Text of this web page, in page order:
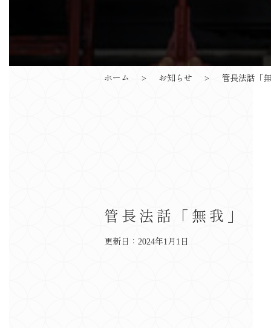
ホーム お知らせ 管長法話「
管長法話「無我」
更新日：2024年1月1日